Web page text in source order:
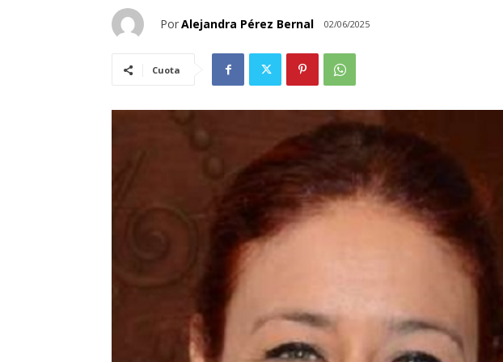
PorAlejandra Pérez Bernal 02/06/2025
Cuota